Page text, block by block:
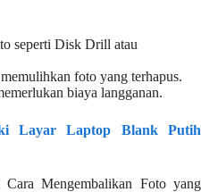
seperti Disk Drill atau
foto yang terhapus.
biaya langganan.
Layar Laptop Blank Putih
Mengembalikan Foto yang